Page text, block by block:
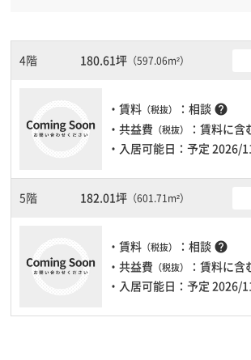
ている方にオススメです。土日・祝日も利用可
由に出入りが出来ます。駐車場完備なので、車
4階 180.61坪 （597.06m²）
・賃料 （税抜） ：相談 help
・共益費 （税抜）
：賃料に含
・入居可能日：予定 2026/
5階 182.01坪 （601.71m²）
・賃料 （税抜） ：相談 help
・共益費 （税抜）
：賃料に含
・入居可能日：予定 2026/